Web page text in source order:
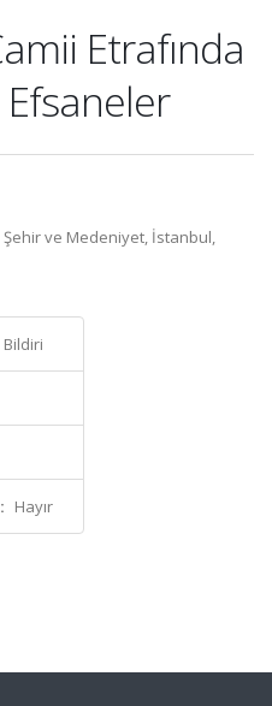
Etrafında
ve Medeniyet, İstanbul,
Hayır